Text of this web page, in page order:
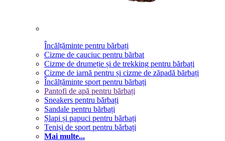
Încălțăminte pentru bărbați
Cizme de cauciuc pentru bărbat
Cizme de drumeție și de trekking pentru bărbați
Cizme de iarnă pentru și cizme de zăpadă bărbați
Încălțăminte sport pentru bărbați
Pantofi de apă pentru bărbați
Sneakers pentru bărbați
Sandale pentru bărbați
Șlapi și papuci pentru bărbați
Teniși de sport pentru bărbați
Mai multe...